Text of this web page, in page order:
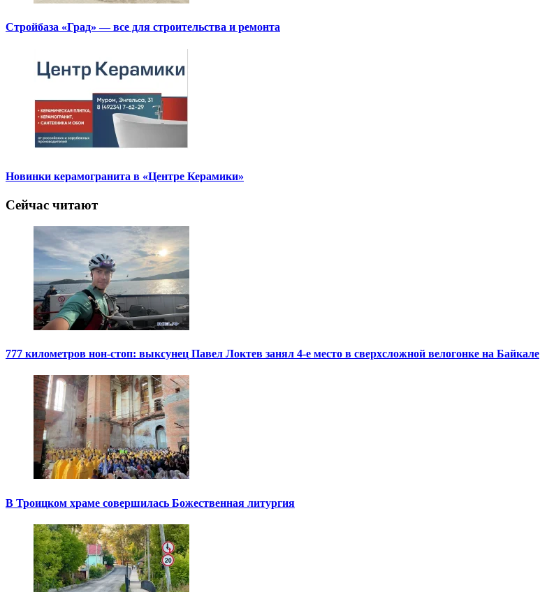
Стройбаза «Град» — все для строительства и ремонта
Новинки керамогранита в «Центре Керамики»
Сейчас читают
777 километров нон-стоп: выксунец Павел Локтев занял 4-е место в сверхсложной велогонке на Байкале
В Троицком храме совершилась Божественная литургия